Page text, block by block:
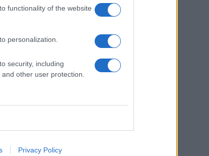
functionality of the website
personalization.
security, including
other user protection.
Privacy Policy